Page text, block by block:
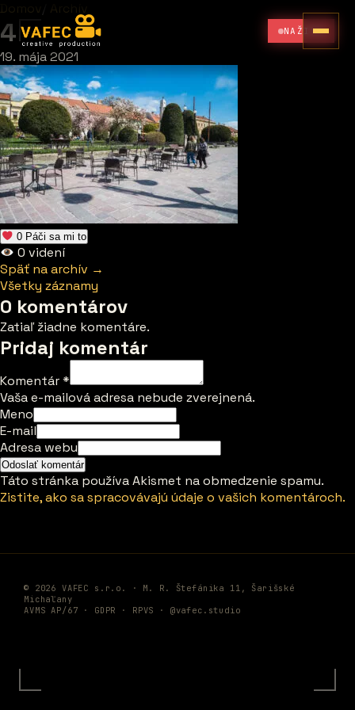
NAŽIVO
Domov Archív
4
19. mája 2021
0 Páči sa mi to
0 videní
Späť na archív →
Všetky záznamy
0 komentárov
Zatiaľ žiadne komentáre.
Pridaj komentár
Komentár*
Vaša e-mailová adresa nebude zverejnená.
Meno
E-mail
Adresa webu
Táto stránka používa Akismet na obmedzenie spamu.
Zistite, ako sa spracovávajú údaje o vašich komentároch.
© 2026 VAFEC s.r.o. · M. R. Štefánika 11, Šarišské
Michaľany
AVMS AP/67 · GDPR · RPVS · @vafec.studio